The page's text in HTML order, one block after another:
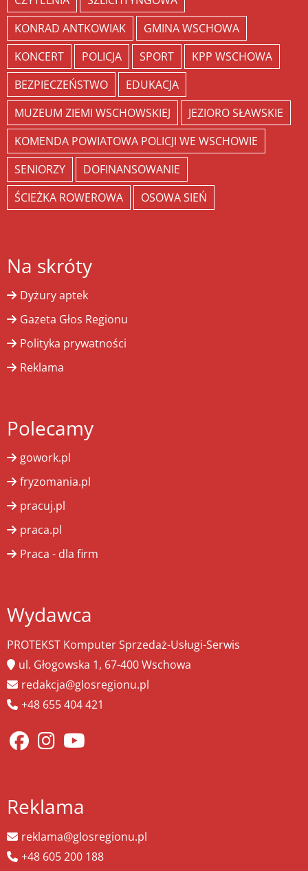
KONRAD ANTKOWIAK
GMINA WSCHOWA
KONCERT
POLICJA SPORT
KPP WSCHOWA
BEZPIECZEŃSTWO
EDUKACJA
MUZEUM ZIEMI WSCHOWSKIEJ
JEZIORO SŁAWSKIE
KOMENDA POWIATOWA POLICJI WE WSCHOWIE
SENIORZY
DOFINANSOWANIE
ŚCIEŻKA ROWEROWA
OSOWA SIEŃ
Na skróty
Dyżury aptek
Gazeta Głos Regionu
Polityka prywatności
Reklama
Polecamy
gowork.pl
fryzomania.pl
pracuj.pl
praca.pl
Praca - dla firm
Wydawca
PROTEKST Komputer Sprzedaż-Usługi-Serwis
ul. Głogowska 1, 67-400 Wschowa
redakcja@glosregionu.pl
+48 655 404 421
Reklama
reklama@glosregionu.pl
+48 605 200 188